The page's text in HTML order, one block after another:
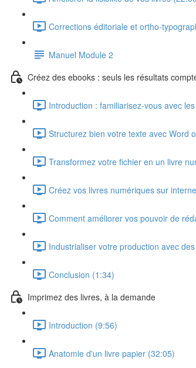
Corrections éditoriale et ortho-
Manuel Module 2
Créez des ebooks : seuls les résultats
Introduction : familiarisez-vous avec
Structurez bien votre texte avec Word
Transformez votre fichier en un livre
Créez vos livres numériques sur
Comment améliorer vos pouvoir de
Industrialiser votre production avec
Conclusion (1:34)
Imprimez des livres, à la demande
Introduction (9:56)
Anatomie d'un livre papier (32:05)